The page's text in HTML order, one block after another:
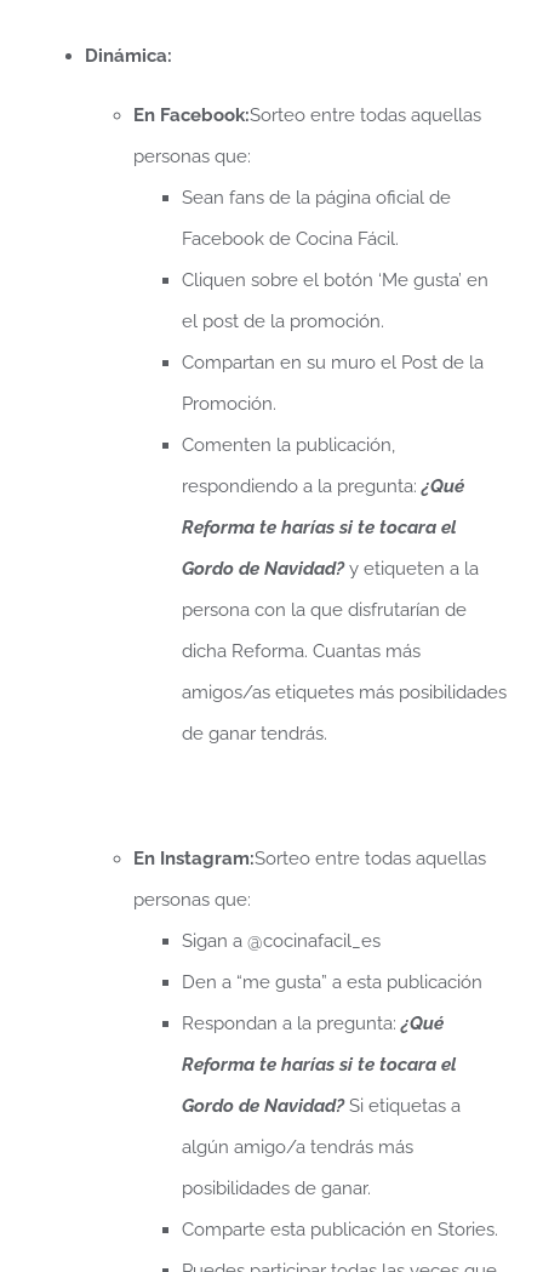
Dinámica:
En Facebook:Sorteo entre todas aquellas
personas que:
Sean fans de la página oficial de
Facebook de Cocina Fácil.
Cliquen sobre el botón ‘Me gusta’ en
el post de la promoción.
Compartan en su muro el Post de la
Promoción.
Comenten la publicación,
respondiendo a la pregunta: ¿Qué
Reforma te harías si te tocara el
Gordo de Navidad?y etiqueten a la
persona con la que disfrutarían de
dicha Reforma. Cuantas más
amigos/as etiquetes más posibilidades
de ganar tendrás.
En Instagram:Sorteo entre todas aquellas
personas que:
Sigan a @cocinafacil_es
Den a “me gusta” a esta publicación
Respondan a la pregunta:¿Qué
Reforma te harías si te tocara el
Gordo de Navidad?Si etiquetas a
algún amigo/a tendrás más
posibilidades de ganar.
Comparte esta publicación en Stories.